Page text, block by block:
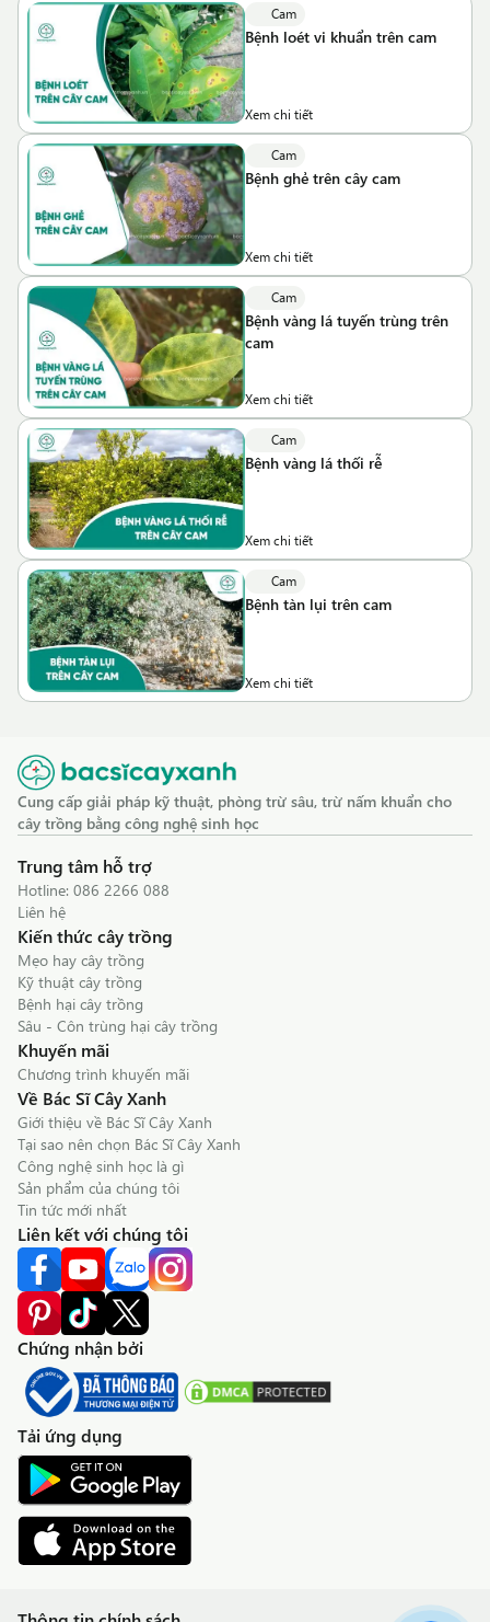
Cam
Bệnh loét vi khuẩn trên cam
Xem chi tiết
Cam
Bệnh ghẻ trên cây cam
Xem chi tiết
Cam
Bệnh vàng lá tuyến trùng trên
cam
Xem chi tiết
Cam
Bệnh vàng lá thối rễ
Xem chi tiết
Cam
Bệnh tàn lụi trên cam
Xem chi tiết
Cung cấp giải pháp kỹ thuật, phòng trừ sâu, trừ nấm khuẩn cho
cây trồng bằng công nghệ sinh học
Trung tâm hỗ trợ
Hotline: 086 2266 088
Liên hệ
Kiến thức cây trồng
Mẹo hay cây trồng
Kỹ thuật cây trồng
Bệnh hại cây trồng
Sâu - Côn trùng hại cây trồng
Khuyến mãi
Chương trình khuyến mãi
Về Bác Sĩ Cây Xanh
Giới thiệu về Bác Sĩ Cây Xanh
Tại sao nên chọn Bác Sĩ Cây Xanh
Công nghệ sinh học là gì
Sản phẩm của chúng tôi
Tin tức mới nhất
Liên kết với chúng tôi
Chứng nhận bởi
Tải ứng dụng